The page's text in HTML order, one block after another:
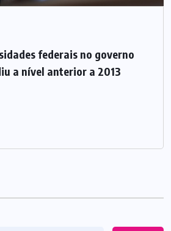
federais no governo
a nível anterior a 2013